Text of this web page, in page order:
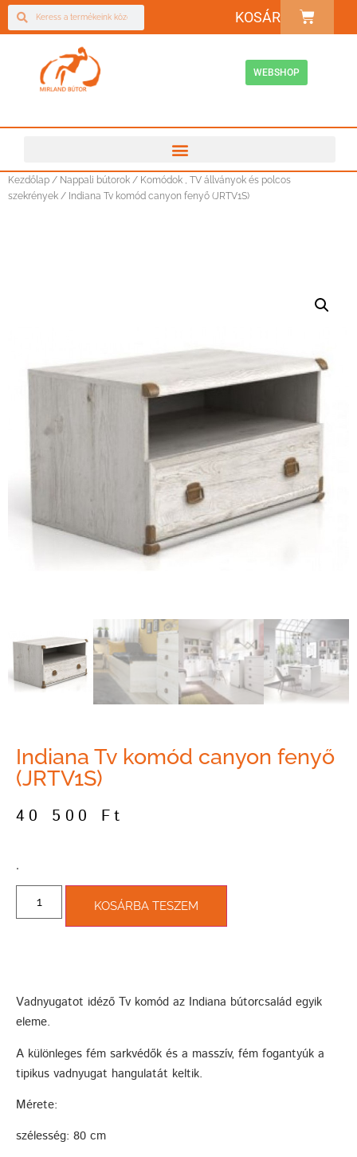
KOSÁR
WEBSHOP
Kezdőlap / Nappali bútorok / Komódok , TV állványok és polcos
szekrények / Indiana Tv komód canyon fenyő (JRTV1S)
Indiana Tv komód canyon fenyő
(JRTV1S)
40 500 Ft
­.
KOSÁRBA TESZEM
Vadnyugatot idéző Tv komód az Indiana bútorcsalád egyik
eleme.
A különleges fém sarkvédők és a masszív, fém fogantyúk a
tipikus vadnyugat hangulatát keltik.
Mérete:
szélesség: 80 cm